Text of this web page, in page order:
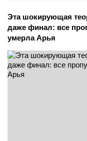
Эта шокирующая
даже финал: все
умерла Арья